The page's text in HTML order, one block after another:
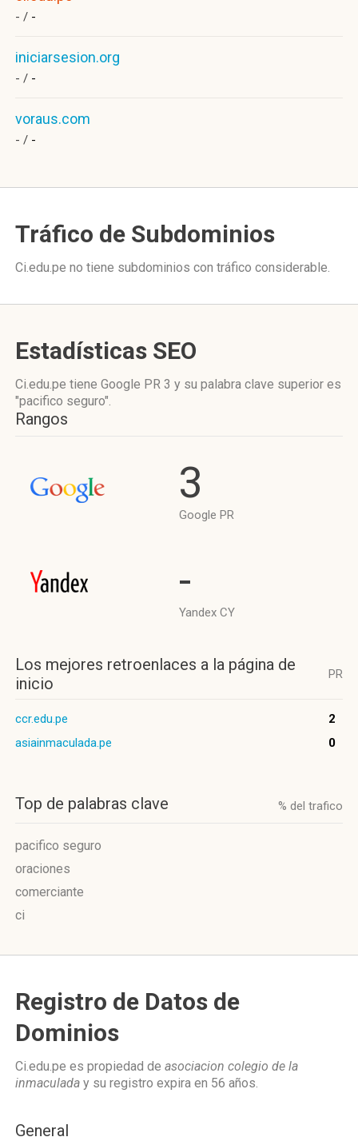
- / -
iniciarsesion.org
- / -
voraus.com
- / -
Tráfico de Subdominios
Ci.edu.pe no tiene subdominios con tráfico considerable.
Estadísticas SEO
Ci.edu.pe tiene Google PR 3 y su palabra clave superior es
"pacifico seguro".
Rangos
3
Google PR
-
Yandex CY
Los mejores retroenlaces a la página de
inicio
PR
ccr.edu.pe
2
asiainmaculada.pe
0
Top de palabras clave % del trafico
pacifico seguro
oraciones
comerciante
ci
Registro de Datos de
Dominios
Ci.edu.pe es propiedad de asociacion colegio de la
inmaculada y su registro expira en 56 años.
General